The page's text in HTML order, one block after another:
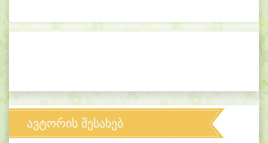
ავტორის შესახებ